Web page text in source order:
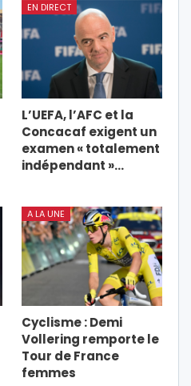
EN DIRECT
L’UEFA, l’AFC et la
Concacaf exigent un
examen « totalement
indépendant »…
A LA UNE
Cyclisme : Demi
Vollering remporte le
Tour de France
femmes